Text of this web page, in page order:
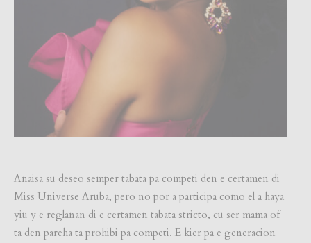
Anaisa su deseo semper tabata pa competi den e certamen di
Miss Universe Aruba, pero no por a participa como el a haya
yiu y e reglanan di e certamen tabata stricto, cu ser mama of
ta den pareha ta prohibi pa competi. E kier pa e generacion